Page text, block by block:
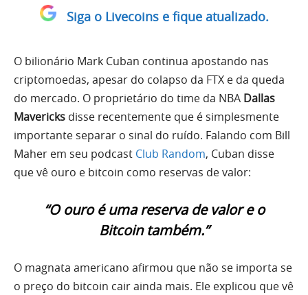
Siga o Livecoins e fique atualizado.
O bilionário Mark Cuban continua apostando nas
criptomoedas, apesar do colapso da FTX e da queda
do mercado. O proprietário do time da NBA Dallas
Mavericks disse recentemente que é simplesmente
importante separar o sinal do ruído. Falando com Bill
Maher em seu podcast Club Random, Cuban disse
que vê ouro e bitcoin como reservas de valor:
“O ouro é uma reserva de valor e o
Bitcoin também.”
O magnata americano afirmou que não se importa se
o preço do bitcoin cair ainda mais. Ele explicou que vê